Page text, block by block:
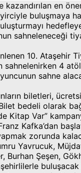
en
buluşmaya
sahneleneceği
10. Ataşehir
sahnelenirken 4
sahne
biletleri,
bedeli olarak
Kitap Var”
Kafka’dan
zorunda
Yavrucuk,
Burhan Şeşen,
buluşacak